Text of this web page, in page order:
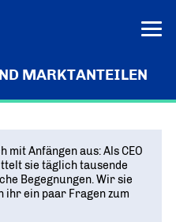
KENNEN
UNS
MARKTANTEILEN
mit Anfängen aus: Als CEO
sie täglich tausende
Begegnungen. Wir sie
ihr ein paar Fragen zum